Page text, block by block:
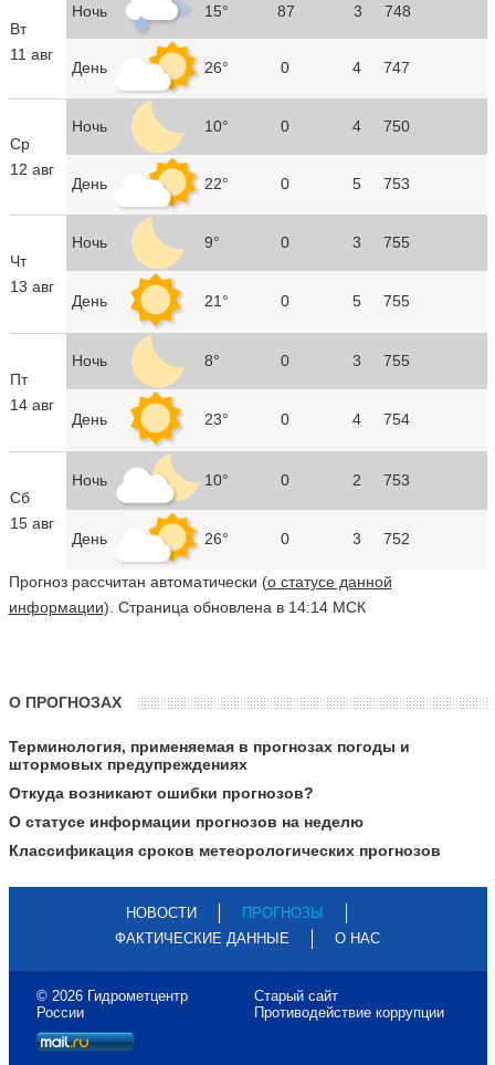
Вт
11 авг
Ночь 15° 87 3 748
День 26° 0 4 747
Ср
12 авг
Ночь 10° 0 4 750
День 22° 0 5 753
Чт
13 авг
Ночь 9° 0 3 755
День 21° 0 5 755
Пт
14 авг
Ночь 8° 0 3 755
День 23° 0 4 754
Сб
15 авг
Ночь 10° 0 2 753
День 26° 0 3 752
Прогноз рассчитан автоматически (о статусе данной
информации). Страница обновлена в 14:14 МСК
О ПРОГНОЗАХ
Терминология, применяемая в прогнозах погоды и
штормовых предупреждениях
Откуда возникают ошибки прогнозов?
О статусе информации прогнозов на неделю
Классификация сроков метеорологических прогнозов
НОВОСТИ
ПРОГНОЗЫ
ФАКТИЧЕСКИЕ ДАННЫЕ
О НАС
© 2026 Гидрометцентр
России
Старый сайт
Противодействие коррупции